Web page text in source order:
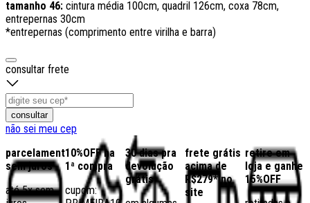
tamanho 46: cintura média 100cm, quadril 126cm, coxa 78cm,
entrepernas 30cm
*entrepernas (comprimento entre virilha e barra)
consultar frete
consultar
não sei meu cep
parcelamento
sem juros
até 5x sem
10%OFF na
1ª compra
cupom:
30 dias pra
devolução
grátis
frete grátis
acima de
R$279* no
site
retire em
loja e ganhe
15%OFF